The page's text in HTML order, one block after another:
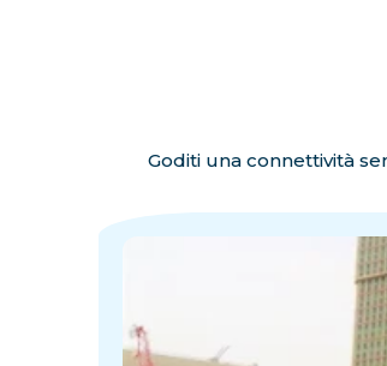
Goditi una connettività